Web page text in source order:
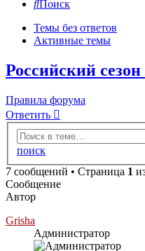
Поиск
Темы без ответов
Активные темы
Российский сезон
Правила форума
Ответить
поиск
7 сообщений • Страница 1
Сообщение
Автор
Grisha
Администратор